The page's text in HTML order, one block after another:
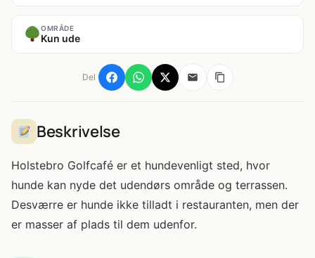
OMRÅDE
Kun ude
Del
Beskrivelse
Holstebro Golfcafé er et hundevenligt sted, hvor
hunde kan nyde det udendørs område og terrassen.
Desværre er hunde ikke tilladt i restauranten, men der
er masser af plads til dem udenfor.